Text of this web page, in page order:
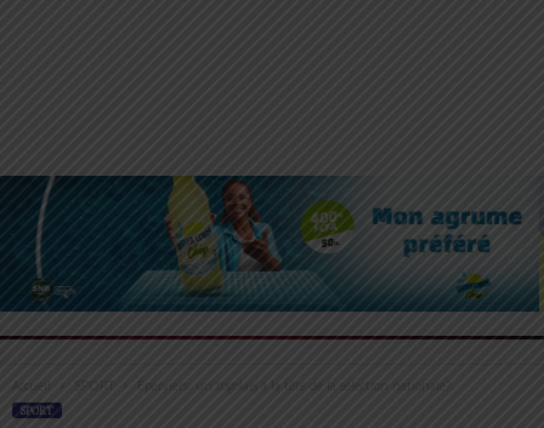
Accueil Éperviers: un togolais à la tête de la sélection nationale?
SPORT